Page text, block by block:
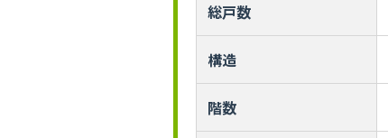
総戸数
構造
階数